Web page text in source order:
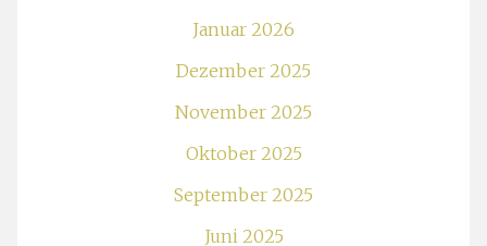
Januar 2026
Dezember 2025
November 2025
Oktober 2025
September 2025
Juni 2025